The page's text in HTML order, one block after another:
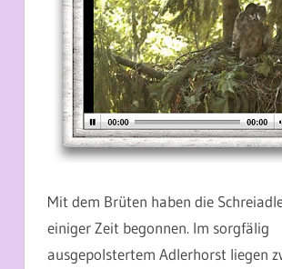
Mit dem Brüten haben die
einiger Zeit begonnen. Im sorgfälig
ausgepolstertem Adlerhorst liegen